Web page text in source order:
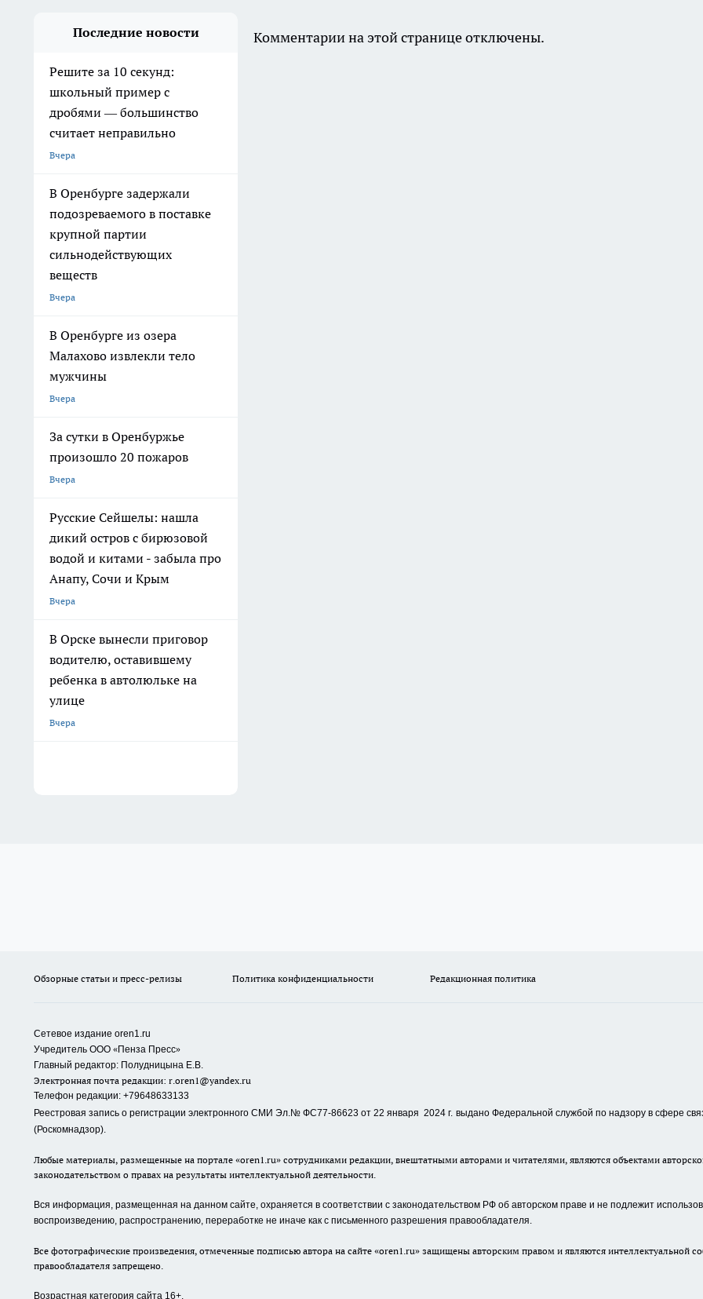
Последние новости
Решите за 10 секунд:
школьный пример с
дробями — большинство
считает неправильно
Вчера
В Оренбурге задержали
подозреваемого в поставке
крупной партии
сильнодействующих
веществ
Вчера
В Оренбурге из озера
Малахово извлекли тело
мужчины
Вчера
За сутки в Оренбуржье
произошло 20 пожаров
Вчера
Русские Сейшелы: нашла
дикий остров с бирюзовой
водой и китами - забыла про
Анапу, Сочи и Крым
Вчера
В Орске вынесли приговор
водителю, оставившему
ребенка в автолюльке на
улице
Вчера
Комментарии на этой странице отключены.
Обзорные статьи и пресс-релизы Политика конфиденциальности Редакционная политика
Сетевое издание oren1.ru
Учредитель ООО «Пенза Пресс»
Главный редактор: Полудницына Е.В.
Электронная почта редакции: r.oren1@yandex.ru
Телефон редакции: +79648633133
Реестровая запись о регистрации электронного СМИ Эл.№ ФС77-86623 от 22 января 2024 г. выдано Федеральной службой по надзору в сфере
(Роскомнадзор).
Любые материалы, размещенные на портале «oren1.ru» сотрудниками редакции, внештатными авторами и читателями, являются объектами
законодательством о правах на результаты интеллектуальной деятельности.
Вся информация, размещенная на данном сайте, охраняется в соответствии с законодательством РФ об авторском праве и не подлежит
воспроизведению, распространению, переработке не иначе как с письменного разрешения правообладателя.
Все фотографические произведения, отмеченные подписью автора на сайте «oren1.ru» защищены авторским правом и являются интеллектуальной
правообладателя запрещено.
Возрастная категория сайта 16+.